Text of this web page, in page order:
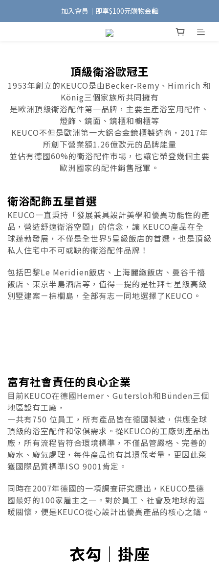
加入會員｜即享$100元購物金🛍️
加入會員｜即享$100元購物金🛍️
安裝維修服務｜Line ID @885wywfl
加入會員｜即享$100元購物金🛍️
頂級衛浴歐冠王
1953年創立的KEUCO是由Becker-Remy、Himrich 和
König三個家族所共同擁有
是歐洲頂級衛浴配件第一品牌，主要生產浴室用配件、
燈飾、鏡面、鏡櫃和櫥櫃等
KEUCO不但是歐洲第一大鋁合金鏡櫃製造商，2017年
所創下營業額1.26億歐元的品牌能量
並佔有德國60%的衛浴配件市場，也讓它榮登幾個主要
歐洲國家的配件銷售冠軍。
衛浴配飾五星首選
KEUCO一直秉持「發展兼具設計美學和優異功能性的產
品，營造舒適衛浴空間」的信念，讓 KEUCO產品在全
球蓬勃發展，不僅是全世界5星級飯店的首選，也是頂級
私人住宅中不可或缺的衛浴配件品牌！
包括巴黎Le Meridien飯店、上海麗緻飯店、曼谷千禧
飯店、東京半島酒店等，值得一提的是杜拜七星級高級
別墅建案－棕櫚島，全部有志一同地選擇了KEUCO。
富有社會責任的良心企業
目前KEUCO在德國Hemer、Gutersloh和Bünden三個
地區設有工廠，
一共有750 位員工，所有產品皆在德國製造，供應全球
頂級的浴室配件和傢俱需求。從KEUCO的工廠到產品出
廠，所有流程皆符合環境標準，不僅品管嚴格、完善的
廢水、廢氣處理，每件產品也有其環保考量，更因此榮
獲國際品質標準ISO 9001肯定。
同時在2007年德國的一項調查研究選出，KEUCO是德
國最好的100家雇主之一。對於員工、社會及地球的溫
暖關懷，便是KEUCO從心設計出優異產品的核心之鑰。
衣勾｜掛座